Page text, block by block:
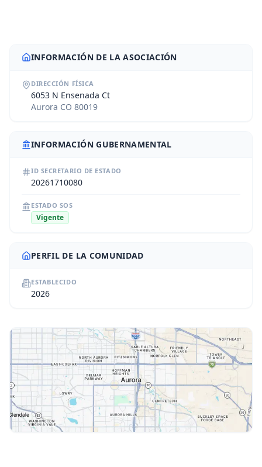
INFORMACIÓN DE LA ASOCIACIÓN
DIRECCIÓN FÍSICA
6053 N Ensenada Ct
Aurora CO 80019
INFORMACIÓN GUBERNAMENTAL
ID SECRETARIO DE ESTADO
20261710080
ESTADO SOS
Vigente
PERFIL DE LA COMUNIDAD
ESTABLECIDO
2026